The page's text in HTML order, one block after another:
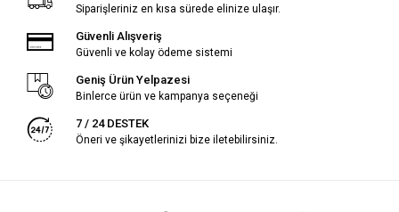
Siparişleriniz en kısa sürede elinize ulaşır.
Güvenli Alışveriş
Güvenli ve kolay ödeme sistemi
Geniş Ürün Yelpazesi
Binlerce ürün ve kampanya seçeneği
7 / 24 DESTEK
Öneri ve şikayetlerinizi bize iletebilirsiniz.